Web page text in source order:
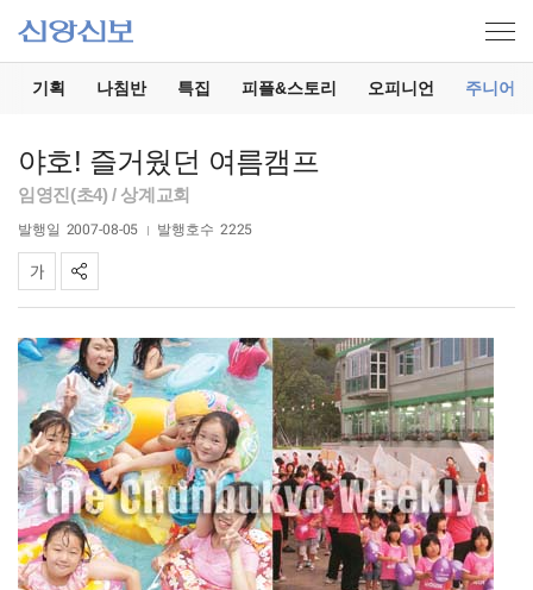
기획 나침반 특집 피플&스토리 오피니언 주니어
야호! 즐거웠던 여름캠프
임영진(초4) / 상계교회
발행일 2007-08-05 발행호수 2225